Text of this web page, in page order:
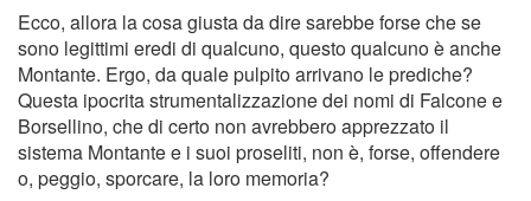
Ecco, allora la cosa giusta da dire sarebbe forse che se
sono legittimi eredi di qualcuno, questo qualcuno è anche
Montante. Ergo, da quale pulpito arrivano le prediche?
Questa ipocrita strumentalizzazione dei nomi di Falcone e
Borsellino, che di certo non avrebbero apprezzato il
sistema Montante e i suoi proseliti, non è, forse, offendere
o, peggio, sporcare, la loro memoria?